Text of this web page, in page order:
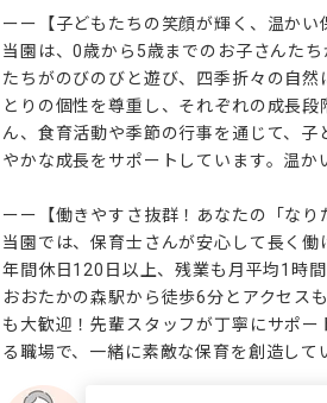
ーー【子どもたちの笑顔が輝く、温かい
当園は、0歳から5歳までのお子さんた
たちがのびのびと遊び、四季折々の自
とりの個性を尊重し、それぞれの成長
ん、食育活動や季節の行事を通じて、
やかな成長をサポートしています。温
ーー【働きやすさ抜群！あなたの「なり
当園では、保育士さんが安心して長く
年間休日120日以上、残業も月平均1時
おおたかの森駅から徒歩6分とアクセス
も大歓迎！先輩スタッフが丁寧にサポ
る職場で、一緒に素敵な保育を創造し